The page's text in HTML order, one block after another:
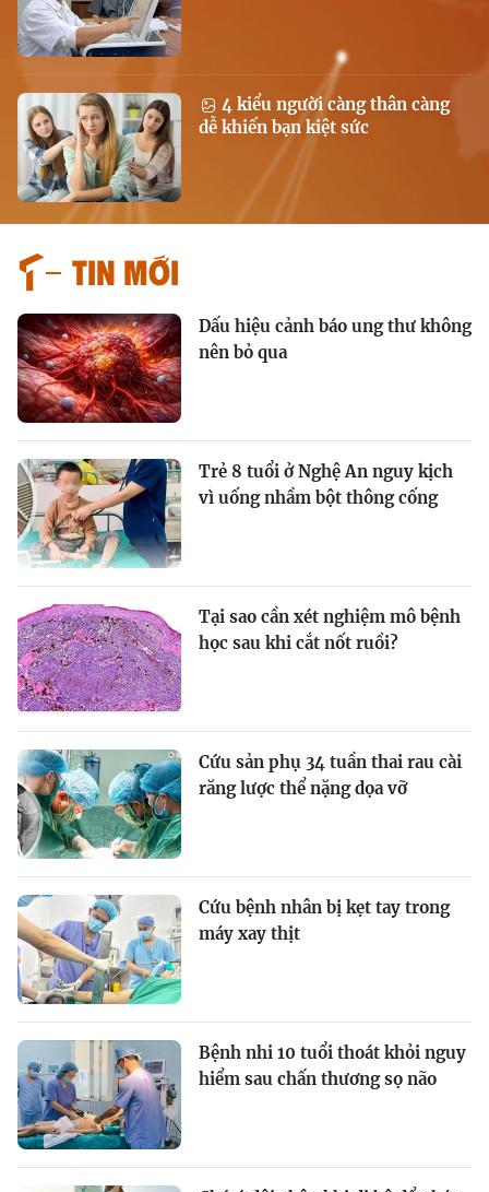
4 kiểu người càng thân càng
dễ khiến bạn kiệt sức
Tin mới
Dấu hiệu cảnh báo ung thư không
nên bỏ qua
Trẻ 8 tuổi ở Nghệ An nguy kịch
vì uống nhầm bột thông cống
Tại sao cần xét nghiệm mô bệnh
học sau khi cắt nốt ruồi?
Cứu sản phụ 34 tuần thai rau cài
răng lược thể nặng dọa vỡ
Cứu bệnh nhân bị kẹt tay trong
máy xay thịt
Bệnh nhi 10 tuổi thoát khỏi nguy
hiểm sau chấn thương sọ não